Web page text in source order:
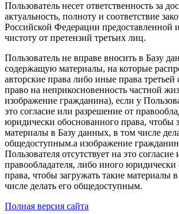
Пользователь несет ответственность за
актуальность, полноту и соответствие
Российской Федерации предоставленной
чистоту от претензий третьих лиц.
Пользователь не вправе вносить в Базу
содержащую материалы, на которые
авторские права либо иные права
право на неприкосновенность частной
изображение гражданина), если у
это согласие или разрешение от
юридически обоснованного права, чтобы
материалы в Базу данных, в том числе
общедоступным.а изображение
Пользователя отсутствует на это
правообладателя, либо иного юридически
права, чтобы загружать такие материалы
числе делать его общедоступным.
Полная версия сайта